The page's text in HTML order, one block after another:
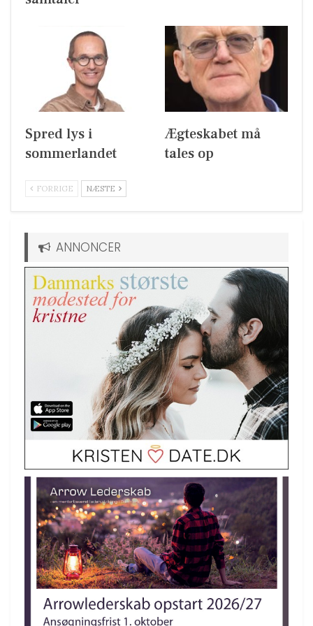
Spred lys i
sommerlandet
Ægteskabet må
tales op
FORRIGE NÆSTE
ANNONCER